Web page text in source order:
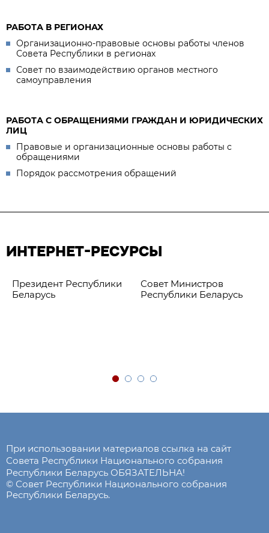
РАБОТА В РЕГИОНАХ
Организационно-правовые основы работы членов
Совета Республики в регионах
Совет по взаимодействию органов местного
самоуправления
РАБОТА С ОБРАЩЕНИЯМИ ГРАЖДАН И ЮРИДИЧЕСКИХ
ЛИЦ
Правовые и организационные основы работы с
обращениями
Порядок рассмотрения обращений
ИНТЕРНЕТ-РЕСУРСЫ
Президент Республики
Беларусь
Совет Министров
Республики Беларусь
При использовании материалов ссылка на сайт
Совета Республики Национального собрания
Республики Беларусь ОБЯЗАТЕЛЬНА!
© Совет Республики Национального собрания
Республики Беларусь.